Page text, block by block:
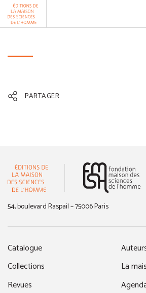
Aller au contenu
PARTAGER
54, boulevard Raspail – 75006 Paris
Catalogue
Collections
Revues
La
Panneau de gestion des cookies